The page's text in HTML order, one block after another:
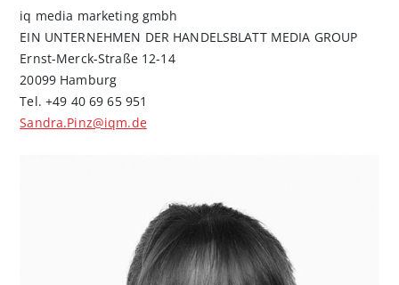
iq media marketing gmbh
EIN UNTERNEHMEN DER HANDELSBLATT MEDIA GROUP
Ernst-Merck-Straße 12-14
20099 Hamburg
Tel. +49 40 69 65 951
Sandra.Pinz@iqm.de